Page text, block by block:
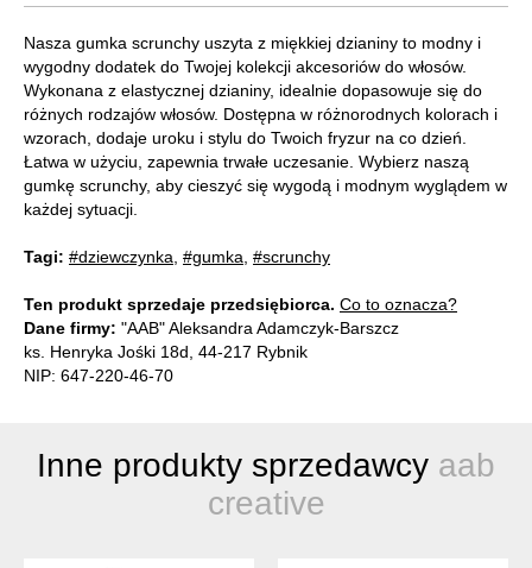
Nasza gumka scrunchy uszyta z miękkiej dzianiny to modny i
wygodny dodatek do Twojej kolekcji akcesoriów do włosów.
Wykonana z elastycznej dzianiny, idealnie dopasowuje się do
różnych rodzajów włosów. Dostępna w różnorodnych kolorach i
wzorach, dodaje uroku i stylu do Twoich fryzur na co dzień.
Łatwa w użyciu, zapewnia trwałe uczesanie. Wybierz naszą
gumkę scrunchy, aby cieszyć się wygodą i modnym wyglądem w
każdej sytuacji.
Tagi: #dziewczynka #gumka #scrunchy
Ten produkt sprzedaje przedsiębiorca. Co to oznacza?
Dane firmy: "AAB" Aleksandra Adamczyk-Barszcz
ks. Henryka Jośki 18d, 44-217 Rybnik
NIP: 647-220-46-70
Inne produkty sprzedawcy aab
creative